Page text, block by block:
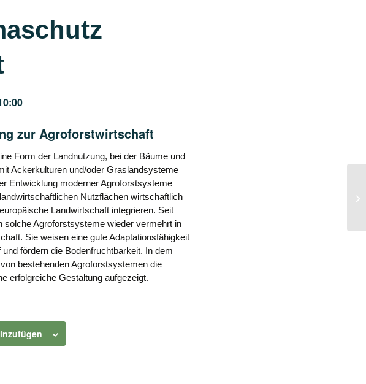
zur Agroforstwirtschaft
Form der Landnutzung, bei der Bäume und
Ackerkulturen und/oder Graslandsysteme
Entwicklung moderner Agroforstsysteme
Nutzflächen wirtschaftlich
Landwirtschaft integrieren. Seit
solche Agroforstsysteme wieder vermehrt in
Sie weisen eine gute Adaptationsfähigkeit
fördern die Bodenfruchtbarkeit. In dem
bestehenden Agroforstsystemen die
erfolgreiche Gestaltung aufgezeigt.